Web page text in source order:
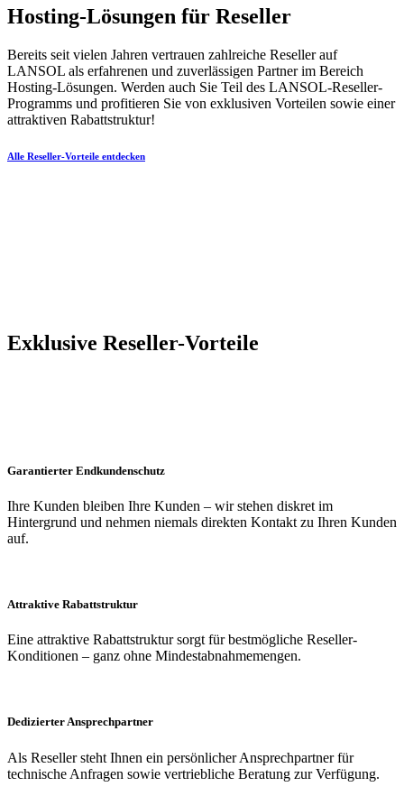
Hosting-Lösungen für Reseller
Bereits seit vielen Jahren vertrauen zahlreiche Reseller auf
LANSOL als erfahrenen und zuverlässigen Partner im Bereich
Hosting-Lösungen. Werden auch Sie Teil des LANSOL-Reseller-
Programms und profitieren Sie von exklusiven Vorteilen sowie einer
attraktiven Rabattstruktur!
Alle Reseller-Vorteile entdecken
Exklusive Reseller-Vorteile
Garantierter Endkundenschutz
Ihre Kunden bleiben Ihre Kunden – wir stehen diskret im
Hintergrund und nehmen niemals direkten Kontakt zu Ihren Kunden
auf.
Attraktive Rabattstruktur
Eine attraktive Rabattstruktur sorgt für bestmögliche Reseller-
Konditionen – ganz ohne Mindestabnahmemengen.
Dedizierter Ansprechpartner
Als Reseller steht Ihnen ein persönlicher Ansprechpartner für
technische Anfragen sowie vertriebliche Beratung zur Verfügung.